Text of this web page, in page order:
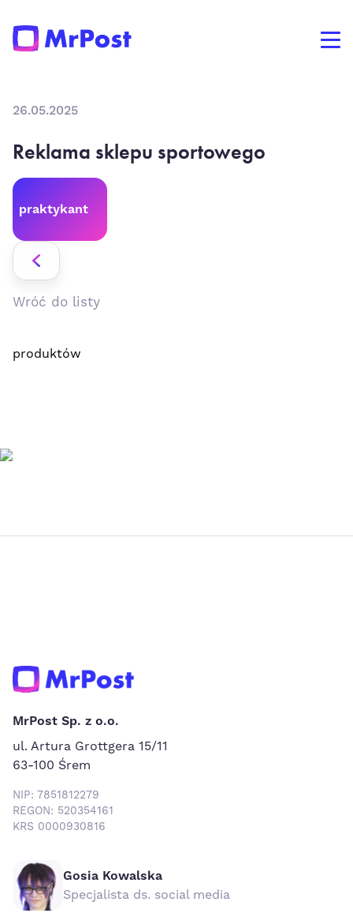
Wróć do listy
produktów
26.05.2025
Reklama sklepu sportowego
praktykant
MrPost Sp. z o.o.
ul. Artura Grottgera 15/11
63-100 Śrem
NIP: 7851812279
REGON: 520354161
KRS 0000930816
Gosia Kowalska
Specjalista ds. social media